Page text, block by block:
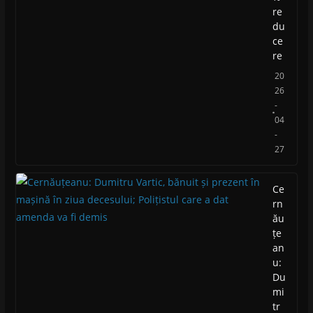
re
du
ce
re
20
26
-
04
-
27
Ce
rn
ău
țe
an
u:
Du
mi
tr